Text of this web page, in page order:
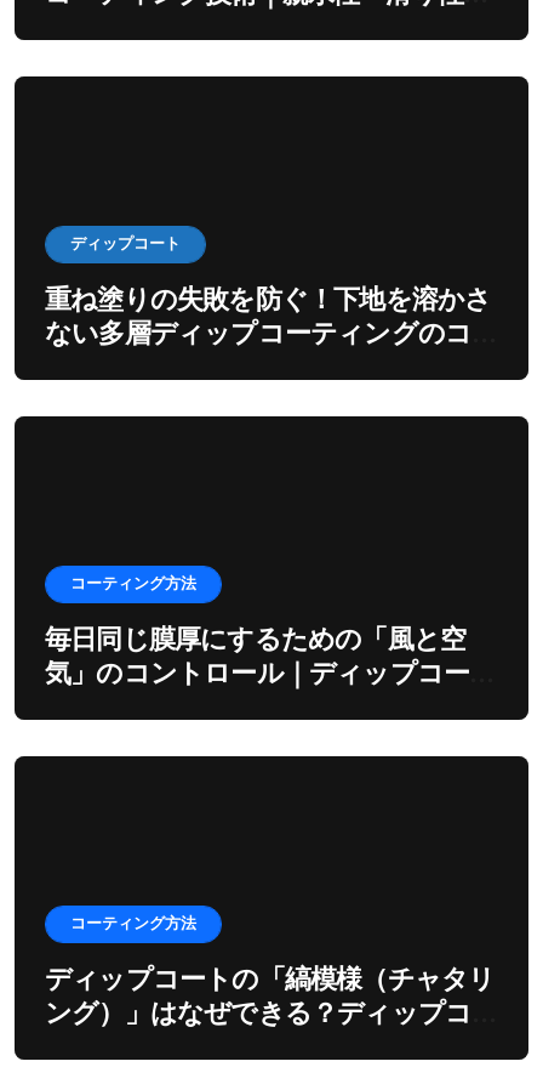
ディップコート
重ね塗りの失敗を防ぐ！下地を溶かさ
ない多層ディップコーティングのコ
コーティング方法
毎日同じ膜厚にするための「風と空
気」のコントロール｜ディップコーテ
コーティング方法
ディップコートの「縞模様（チャタリ
ング）」はなぜできる？ディップコー